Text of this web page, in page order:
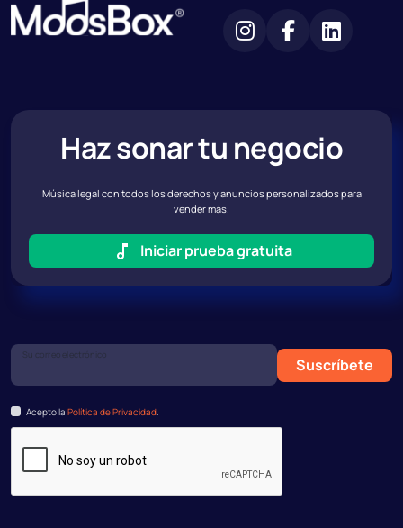
Haz sonar tu negocio
Música legal con todos los derechos y anuncios personalizados para
vender más.
Iniciar prueba gratuita
Su correo electrónico
Suscríbete
Acepto la Política de Privacidad.